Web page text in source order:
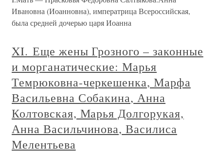
Ивановна (Иоанновна), императрица Всероссийская,
была средней дочерью царя Иоанна
XI. Еще жены Грозного – законные
и морганатические: Марья
Темрюковна-черкешенка, Марфа
Васильевна Собакина, Анна
Колтовская, Марья Долгорукая,
Анна Васильчинова, Василиса
Мелентьева